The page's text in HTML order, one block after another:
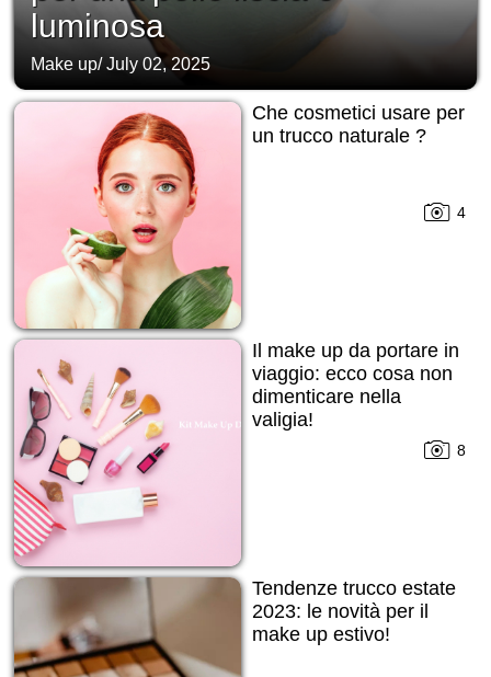
luminosa
Make up/July 02, 2025
Che cosmetici usare per
un trucco naturale ?
4
Il make up da portare in
viaggio: ecco cosa non
dimenticare nella
valigia!
8
Tendenze trucco estate
2023: le novità per il
make up estivo!